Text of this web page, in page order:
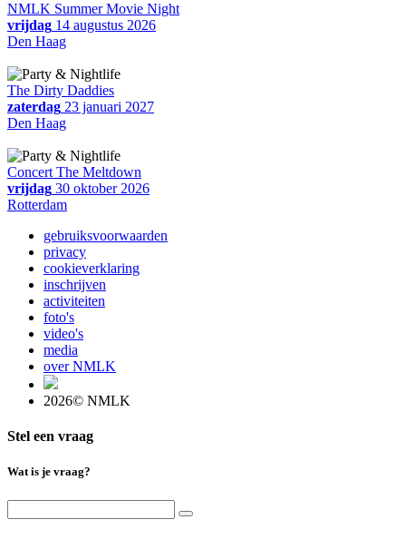
NMLK Summer Movie Night
vrijdag 14 augustus 2026
Den Haag
The Dirty Daddies
zaterdag 23 januari 2027
Den Haag
Concert The Meltdown
vrijdag 30 oktober 2026
Rotterdam
gebruiksvoorwaarden
privacy
cookieverklaring
inschrijven
activiteiten
foto's
video's
media
over NMLK
2026© NMLK
Stel een vraag
Wat is je vraag?